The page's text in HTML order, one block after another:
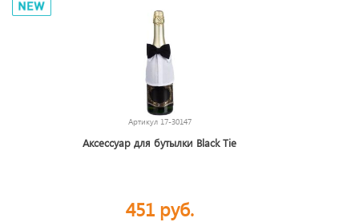
Артикул 17-30147
Аксессуар для бутылки Black Tie
451 руб.